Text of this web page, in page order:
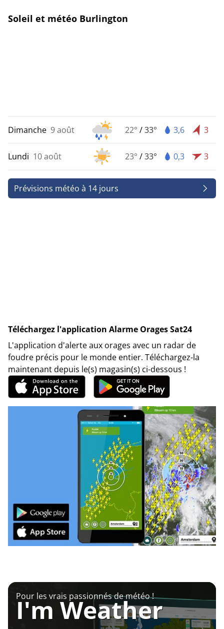
Soleil et météo Burlington
Dimanche 9 août 22° /33° 3,6 3
Lundi 10 août 23° /33° 0,3 3
Prévisions météo à 14 jours
Téléchargez l'application Alarme Orages Sat24
L'application d'alerte aux orages avec un radar de
foudre précis pour le monde entier. Téléchargez-la
maintenant depuis le(s) magasin(s) ci-dessous !
Pour les vrais passionnés de météo !
I'm Weather